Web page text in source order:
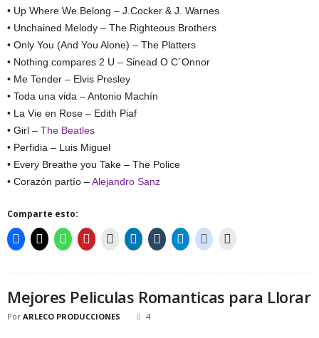
• Up Where We Belong – J.Cocker & J. Warnes
• Unchained Melody – The Righteous Brothers
• Only You (And You Alone) – The Platters
• Nothing compares 2 U – Sinead O C´Onnor
• Me Tender – Elvis Presley
• Toda una vida – Antonio Machín
• La Vie en Rose – Edith Piaf
• Girl – The Beatles
• Perfidia – Luis Miguel
• Every Breathe you Take – The Police
• Corazón partío –Alejandro Sanz
Comparte esto:
Mejores Peliculas Romanticas para Llorar
Por ARLECO PRODUCCIONES 4